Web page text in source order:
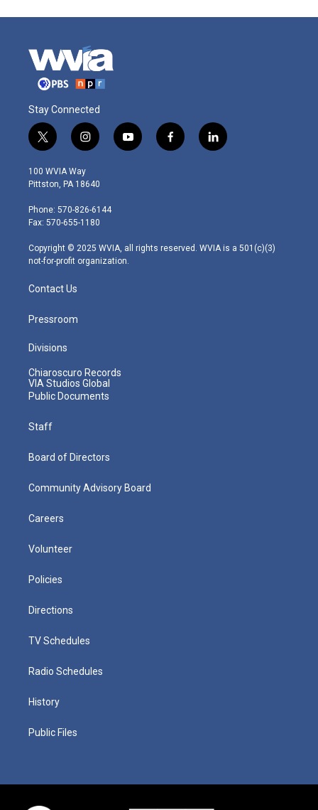
Stay Connected
t
w
i
t
e
r
i
n
s
t
g
r
m
y
o
f
a
l
i
100 WVIA Way
Pittston, PA 18640
Phone: 570-826-6144
Fax: 570-655-1180
Copyright © 2025 WVIA, all rights reserved. WVIA is a 501(c)(3)
not-for-profit organization.
Contact Us
Pressroom
Divisions
Chiaroscuro Records
VIA Studios Global
Public Documents
Staff
Board of Directors
Community Advisory Board
Careers
Volunteer
Policies
Directions
TV Schedules
Radio Schedules
History
Public Files